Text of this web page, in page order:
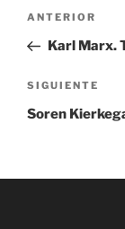
ANTERIOR
Karl Marx.
SIGUIENTE
Soren